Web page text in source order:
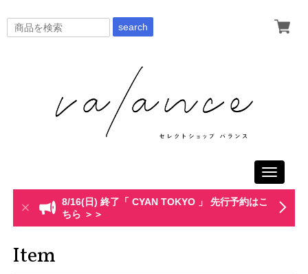
search
Toggle
8/16(日) 終了「 CYAN TOKYO 」 先行予約はこ
ちら ＞＞
Item